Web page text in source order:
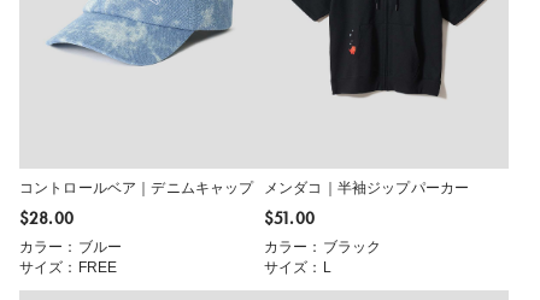
コントロールベア｜デニムキャップ
$‌28.00
カラー：ブルー
サイズ：FREE
メンダコ｜半袖ジップパーカー
$‌51.00
カラー：ブラック
サイズ：L